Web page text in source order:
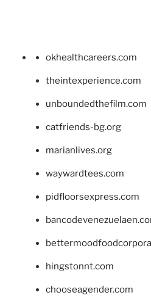
okhealthcareers.com
theintexperience.com
unboundedthefilm.com
catfriends-bg.org
marianlives.org
waywardtees.com
pidfloorsexpress.com
hingstonnt.com
chooseagender.com